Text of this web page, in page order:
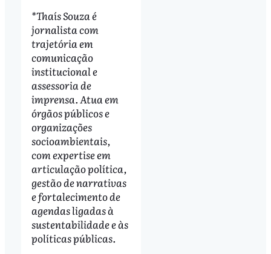
*Thaís Souza é
jornalista com
trajetória em
comunicação
institucional e
assessoria de
imprensa. Atua em
órgãos públicos e
organizações
socioambientais,
com expertise em
articulação política,
gestão de narrativas
e fortalecimento de
agendas ligadas à
sustentabilidade e às
políticas públicas.